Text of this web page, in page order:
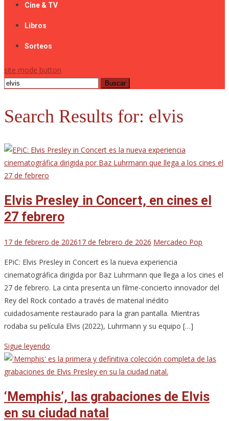
Cine & TV
Libros
Sorteos
site mode button
Buscar:
Search Results for: elvis
Elvis Presley in Concert, en cines el
27 febrero
17 de febrero de 202617 de febrero de 2026 Mercadeo Pop
EPiC: Elvis Presley in Concert es la nueva experiencia
cinematográfica dirigida por Baz Luhrmann que llega a los cines el
27 de febrero. La cinta presenta un filme-concierto innovador del
Rey del Rock contado a través de material inédito
cuidadosamente restaurado para la gran pantalla. Mientras
rodaba su película Elvis (2022), Luhrmann y su equipo […]
Sigue leyendo
‘Memphis’, las grabaciones de Elvis
en su ciudad natal